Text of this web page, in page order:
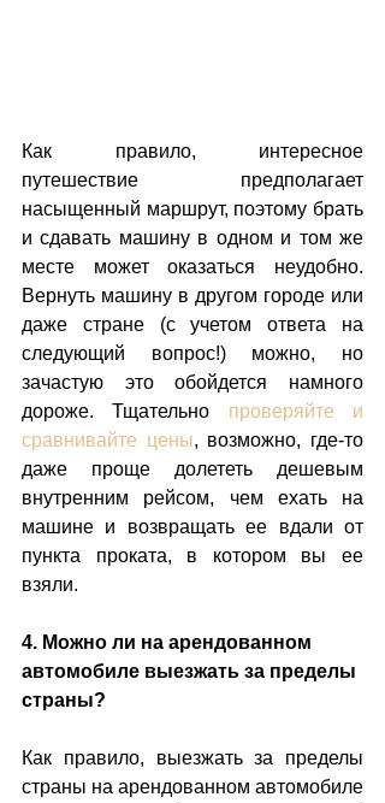
Как правило, интересное
путешествие предполагает
насыщенный маршрут, поэтому брать
и сдавать машину в одном и том же
месте может оказаться неудобно.
Вернуть машину в другом городе или
даже стране (с учетом ответа на
следующий вопрос!) можно, но
зачастую это обойдется намного
дороже. Тщательно проверяйте и
сравнивайте цены, возможно, где-то
даже проще долететь дешевым
внутренним рейсом, чем ехать на
машине и возвращать ее вдали от
пункта проката, в котором вы ее
взяли.
4. Можно ли на арендованном
автомобиле выезжать за пределы
страны?
Как правило, выезжать за пределы
страны на арендованном автомобиле